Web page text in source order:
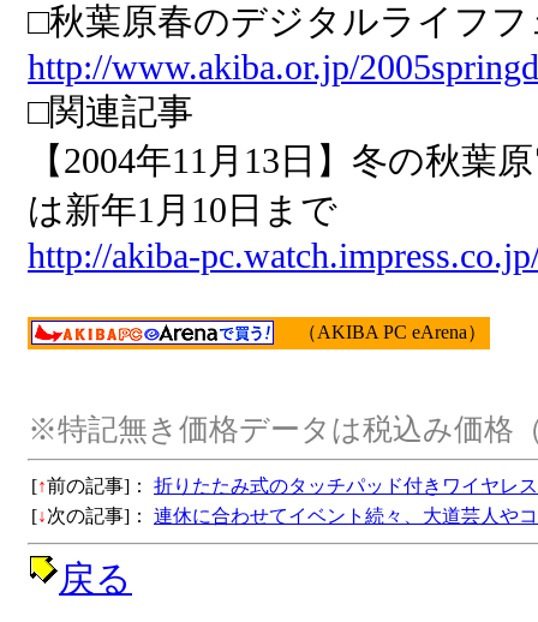
□秋葉原春のデジタルライフ
http://www.akiba.or.jp/
□関連記事
【2004年11月13日】冬の秋葉
は新年1月10日まで
http://akiba-
（AKIBA PC eArena）
※特記無き価格データは税込み価格
[↑前の記事]：
折りたたみ式のタッチパッド付きワイヤレ
[↓次の記事]： 連休に合わせてイベント続々、大道芸人や
戻る